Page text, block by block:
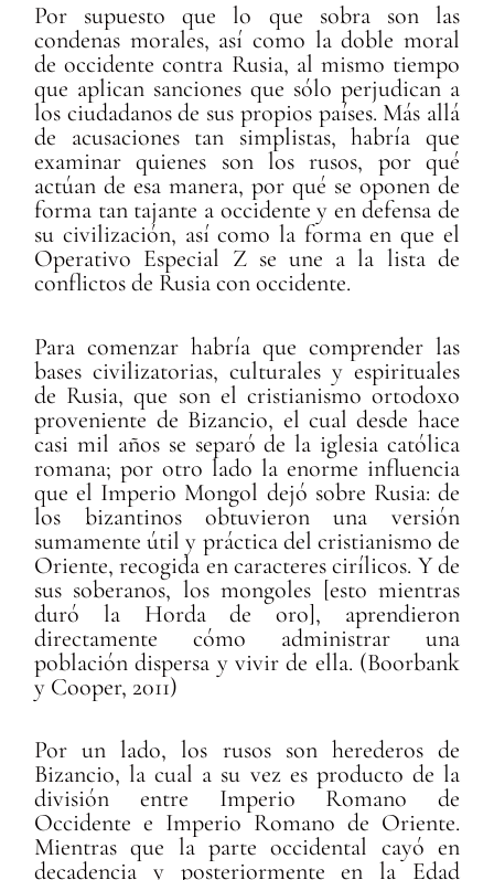
Por supuesto que lo que sobra son las
condenas morales, así como la doble moral
de occidente contra Rusia, al mismo tiempo
que aplican sanciones que sólo perjudican a
los ciudadanos de sus propios países. Más allá
de acusaciones tan simplistas, habría que
examinar quienes son los rusos, por qué
actúan de esa manera, por qué se oponen de
forma tan tajante a occidente y en defensa de
su civilización, así como la forma en que el
Operativo Especial Z se une a la lista de
conflictos de Rusia con occidente.
Para comenzar habría que comprender las
bases civilizatorias, culturales y espirituales
de Rusia, que son el cristianismo ortodoxo
proveniente de Bizancio, el cual desde hace
casi mil años se separó de la iglesia católica
romana; por otro lado la enorme influencia
que el Imperio Mongol dejó sobre Rusia: de
los bizantinos obtuvieron una versión
sumamente útil y práctica del cristianismo de
Oriente, recogida en caracteres cirílicos. Y de
sus soberanos, los mongoles [esto mientras
duró la Horda de oro], aprendieron
directamente cómo administrar una
población dispersa y vivir de ella. (Boorbank
y Cooper, 2011)
Por un lado, los rusos son herederos de
Bizancio, la cual a su vez es producto de la
división entre Imperio Romano de
Occidente e Imperio Romano de Oriente.
Mientras que la parte occidental cayó en
decadencia y posteriormente en la Edad